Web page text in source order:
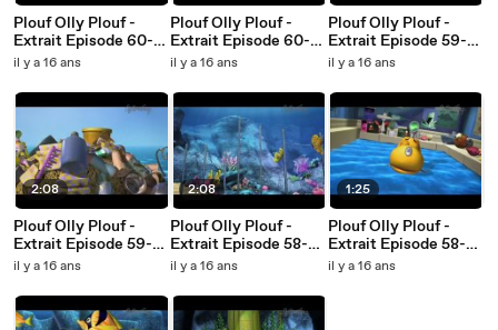
Plouf Olly Plouf -
Extrait Episode 60-b :
Jarre Romaine
il y a 16 ans
2:08
Plouf Olly Plouf -
Extrait Episode 59-a :
Déchets
il y a 16 ans
Plouf Olly Plouf -
Extrait Episode 60-a :
Bouteille à la mer
il y a 16 ans
2:08
Plouf Olly Plouf -
Extrait Episode 58-b :
Course d'obstacles
il y a 16 ans
Plouf Olly Plouf -
Extrait Episode 59-b:
Pollution
il y a 16 ans
1:25
Plouf Olly Plouf -
Extrait Episode 58-a :
Baignoire
il y a 16 ans